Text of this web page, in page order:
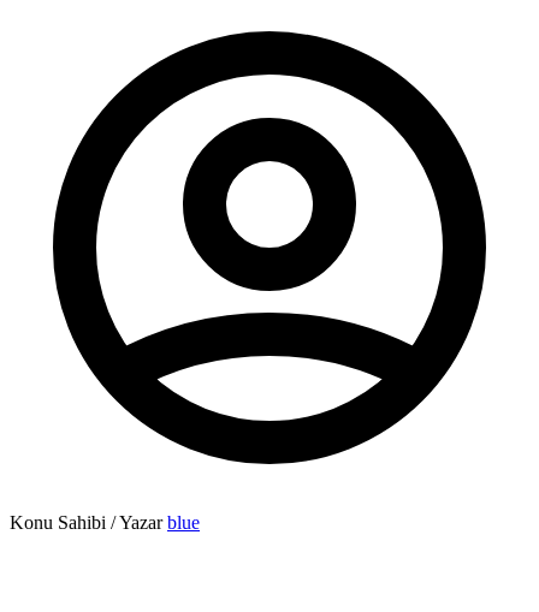
Konu Sahibi / Yazar blue